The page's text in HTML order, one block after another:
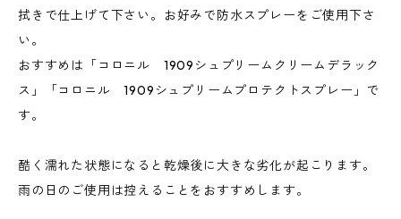
拭きで仕上げて下さい。お好みで防水スプレーをご使用下さ
い。
おすすめは「コロニル 1909シュプリームクリームデラック
ス」「コロニル 1909シュプリームプロテクトスプレー」で
す。
酷く濡れた状態になると乾燥後に大きな劣化が起こります。
雨の日のご使用は控えることをおすすめします。